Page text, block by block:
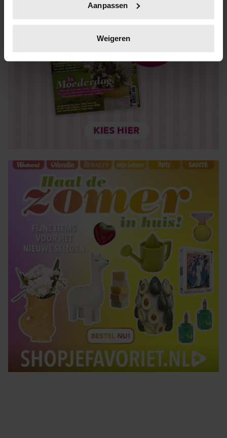
op specifieke eigenschappen (fingerprinting)
verwerkt en stel uw voorkeuren in het
intrekken in de Cookieverklaring.
We gebruiken cookies om content en advertenties te
personaliseren, om functies voor social media te bieden
en om ons websiteverkeer te analyseren. Ook delen we
partners voor social media, adverteren en analyse. Deze
verzameld op basis van uw gebruik van hun services. U
gaat akkoord met onze cookies als u onze website blijft
gebruiken.
Aanpassen
Weigeren